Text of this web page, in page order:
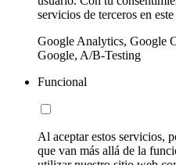
servicios de terceros en
Google Analytics, Google
Google, A/B-Testing
Funcional
Al aceptar estos servicios,
que van más allá de la